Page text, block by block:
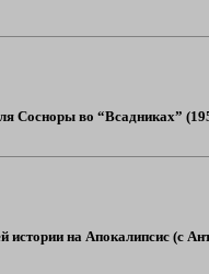
Сосноры во “Всадниках”
истории на Апокалипсис (с